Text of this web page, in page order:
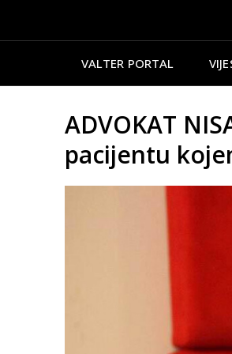
VALTER PORTAL
ADVOKAT
pacijentu